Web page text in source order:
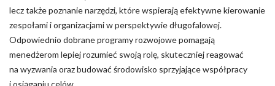
lecz także poznanie narzędzi, które wspierają efektywne kierowanie
zespołami i organizacjami w perspektywie długofalowej.
Odpowiednio dobrane programy rozwojowe pomagają
menedżerom lepiej rozumieć swoją rolę, skuteczniej reagować
na wyzwania oraz budować środowisko sprzyjające współpracy
i osiąganiu celów.